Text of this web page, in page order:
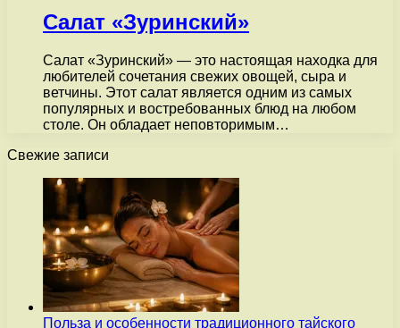
Салат «Зуринский»
Салат «Зуринский» — это настоящая находка для
любителей сочетания свежих овощей, сыра и
ветчины. Этот салат является одним из самых
популярных и востребованных блюд на любом
столе. Он обладает неповторимым…
Свежие записи
Польза и особенности традиционного тайского